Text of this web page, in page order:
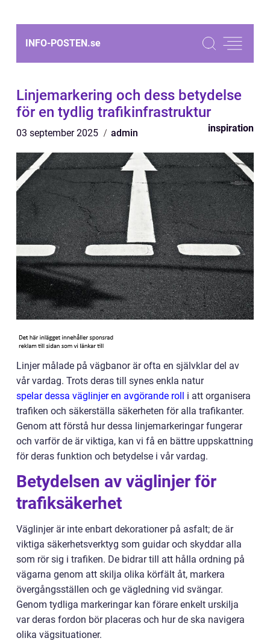
INFO-POSTEN.se
Linjemarkering och dess betydelse
för en tydlig trafikinfrastruktur
03 september 2025 admin inspiration
Linjer målade på vägbanor är ofta en självklar del av
vår vardag. Trots deras till synes enkla natur
spelar dessa väglinjer en avgörande roll i att organisera
trafiken och säkerställa säkerheten för alla trafikanter.
Genom att förstå hur dessa linjemarkeringar fungerar
och varför de är viktiga, kan vi få en bättre uppskattning
för deras funktion och betydelse i vår vardag.
Betydelsen av väglinjer för
trafiksäkerhet
Väglinjer är inte enbart dekorationer på asfalt; de är
viktiga säkerhetsverktyg som guidar och skyddar alla
som rör sig i trafiken. De bidrar till att hålla ordning på
vägarna genom att skilja olika körfält åt, markera
övergångsställen och ge vägledning vid svängar.
Genom tydliga markeringar kan förare enkelt urskilja
var deras fordon bör placeras och hur de ska navigera
olika vägsituationer.